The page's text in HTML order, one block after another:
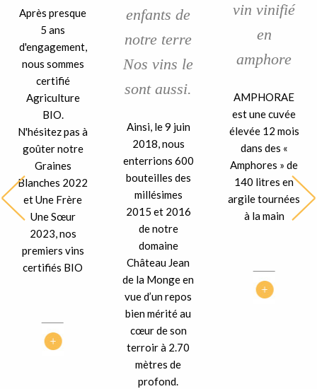
Après presque
5 ans
d'engagement,
nous sommes
certifié
Agriculture
BIO.
N'hésitez pas à
goûter notre
Graines
Blanches 2022
et Une Frère
Une Sœur
2023, nos
premiers vins
certifiés BIO
enfants de
notre terre
Nos vins le
sont aussi.
Ainsi, le 9 juin
2018, nous
enterrions 600
bouteilles des
millésimes
2015 et 2016
de notre
domaine
Château Jean
de la Monge en
vue d’un repos
bien mérité au
cœur de son
terroir à 2.70
mètres de
profond.
vin vinifié
en
amphore
AMPHORAE
est une cuvée
élevée 12 mois
dans des «
Amphores » de
140 litres en
argile tournées
à la main